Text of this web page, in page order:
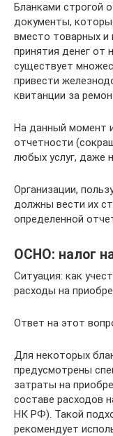
Бланками строгой
документы,
вместо товарных и
принятия денег от
существует
привести
квитанции за
На данный момент
отчетности
любых услуг, даже
Организации,
должны вести их
определенной
ОСНО: налог
Ситуация: как
расходы на
Ответ на этот
Для некоторых
предусмотрены
затраты на
составе расходов
НК РФ). Такой
рекомендует